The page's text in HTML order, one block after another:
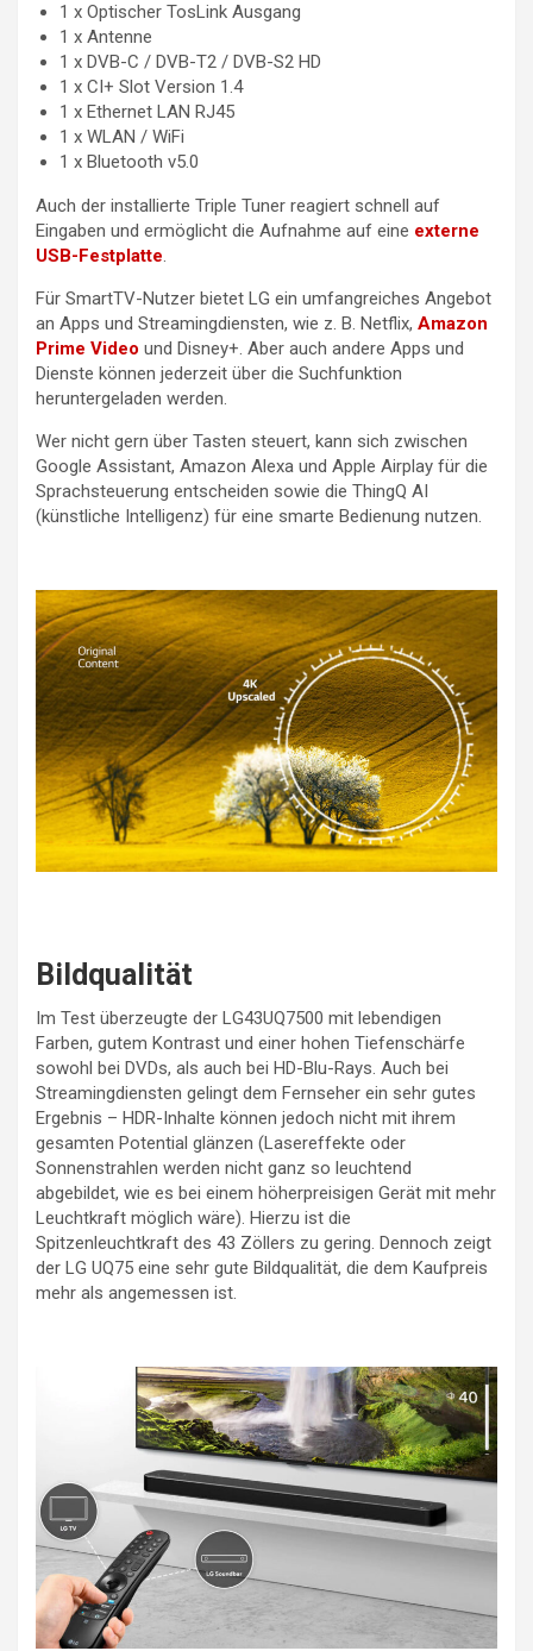
1 x Optischer TosLink Ausgang
1 x Antenne
1 x DVB-C / DVB-T2 / DVB-S2 HD
1 x CI+ Slot Version 1.4
1 x Ethernet LAN RJ45
1 x WLAN / WiFi
1 x Bluetooth v5.0
Auch der installierte Triple Tuner reagiert schnell auf
Eingaben und ermöglicht die Aufnahme auf eine externe
USB-Festplatte.
Für SmartTV-Nutzer bietet LG ein umfangreiches Angebot
an Apps und Streamingdiensten, wie z. B. Netflix, Amazon
Prime Video und Disney+. Aber auch andere Apps und
Dienste können jederzeit über die Suchfunktion
heruntergeladen werden.
Wer nicht gern über Tasten steuert, kann sich zwischen
Google Assistant, Amazon Alexa und Apple Airplay für die
Sprachsteuerung entscheiden sowie die ThingQ AI
(künstliche Intelligenz) für eine smarte Bedienung nutzen.
Bildqualität
Im Test überzeugte der LG43UQ7500 mit lebendigen
Farben, gutem Kontrast und einer hohen Tiefenschärfe
sowohl bei DVDs, als auch bei HD-Blu-Rays. Auch bei
Streamingdiensten gelingt dem Fernseher ein sehr gutes
Ergebnis – HDR-Inhalte können jedoch nicht mit ihrem
gesamten Potential glänzen (Lasereffekte oder
Sonnenstrahlen werden nicht ganz so leuchtend
abgebildet, wie es bei einem höherpreisigen Gerät mit mehr
Leuchtkraft möglich wäre). Hierzu ist die
Spitzenleuchtkraft des 43 Zöllers zu gering. Dennoch zeigt
der LG UQ75 eine sehr gute Bildqualität, die dem Kaufpreis
mehr als angemessen ist.